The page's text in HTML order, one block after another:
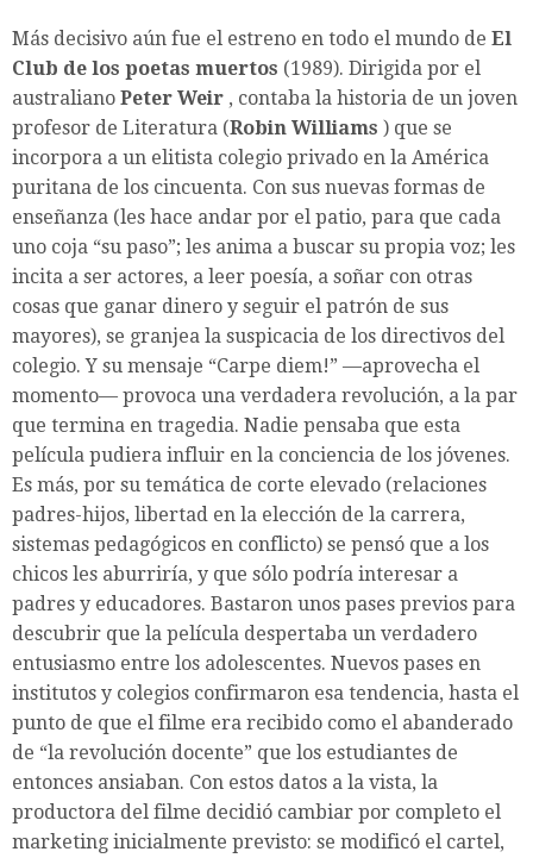
Más decisivo aún fue el estreno en todo el mundo de El
Club de los poetas muertos (1989). Dirigida por el
australiano Peter Weir , contaba la historia de un joven
profesor de Literatura (Robin Williams ) que se
incorpora a un elitista colegio privado en la América
puritana de los cincuenta. Con sus nuevas formas de
enseñanza (les hace andar por el patio, para que cada
uno coja “su paso”; les anima a buscar su propia voz; les
incita a ser actores, a leer poesía, a soñar con otras
cosas que ganar dinero y seguir el patrón de sus
mayores), se granjea la suspicacia de los directivos del
colegio. Y su mensaje “Carpe diem!” —aprovecha el
momento— provoca una verdadera revolución, a la par
que termina en tragedia. Nadie pensaba que esta
película pudiera influir en la conciencia de los jóvenes.
Es más, por su temática de corte elevado (relaciones
padres-hijos, libertad en la elección de la carrera,
sistemas pedagógicos en conflicto) se pensó que a los
chicos les aburriría, y que sólo podría interesar a
padres y educadores. Bastaron unos pases previos para
descubrir que la película despertaba un verdadero
entusiasmo entre los adolescentes. Nuevos pases en
institutos y colegios confirmaron esa tendencia, hasta el
punto de que el filme era recibido como el abanderado
de “la revolución docente” que los estudiantes de
entonces ansiaban. Con estos datos a la vista, la
productora del filme decidió cambiar por completo el
marketing inicialmente previsto: se modificó el cartel,